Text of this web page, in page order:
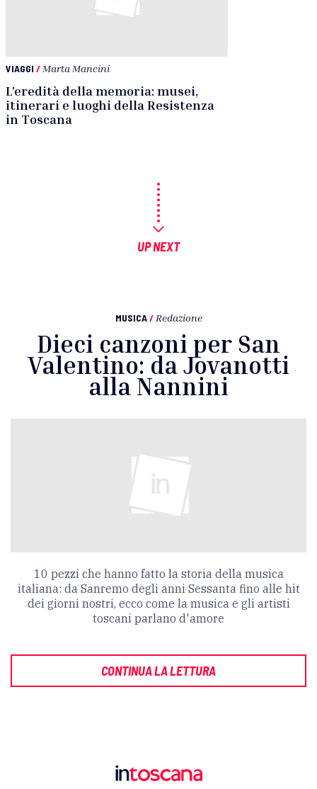
VIAGGI / Marta Mancini
L’eredità della memoria: musei,
itinerari e luoghi della Resistenza
in Toscana
UP NEXT
MUSICA / Redazione
Dieci canzoni per San
Valentino: da Jovanotti
alla Nannini
10 pezzi che hanno fatto la storia della musica
italiana: da Sanremo degli anni Sessanta fino alle hit
dei giorni nostri, ecco come la musica e gli artisti
toscani parlano d'amore
CONTINUA LA LETTURA